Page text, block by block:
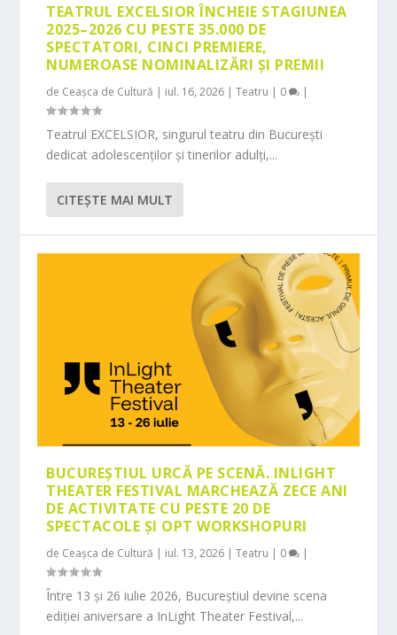
TEATRUL EXCELSIOR ÎNCHEIE STAGIUNEA
2025–2026 CU PESTE 35.000 DE
SPECTATORI, CINCI PREMIERE,
NUMEROASE NOMINALIZĂRI ȘI PREMII
de Ceașca de Cultură | iul. 16, 2026 |Teatru | 0 |
Teatrul EXCELSIOR, singurul teatru din București
dedicat adolescenților și tinerilor adulți,...
CITEŞTE MAI MULT
BUCUREȘTIUL URCĂ PE SCENĂ. INLIGHT
THEATER FESTIVAL MARCHEAZĂ ZECE ANI
DE ACTIVITATE CU PESTE 20 DE
SPECTACOLE ȘI OPT WORKSHOPURI
de Ceașca de Cultură | iul. 13, 2026 |Teatru | 0 |
Între 13 și 26 iulie 2026, Bucureștiul devine scena
ediției aniversare a InLight Theater Festival,...